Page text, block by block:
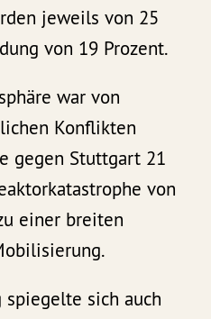
jeweils von 25
von 19 Prozent.
war von
Konflikten
gegen Stuttgart 21
von
einer breiten
sich auch